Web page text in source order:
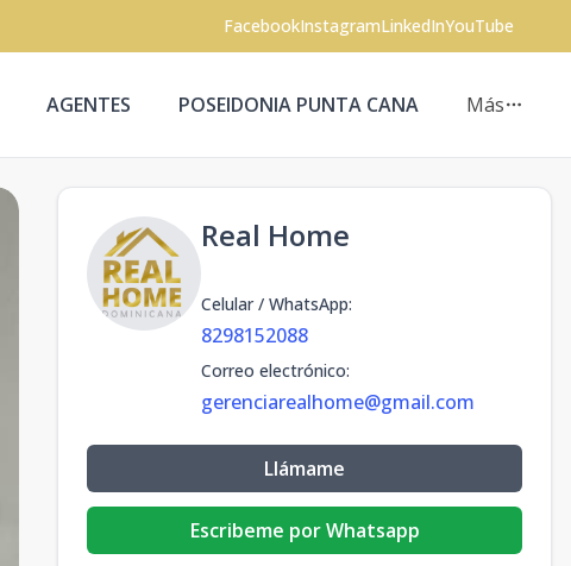
FacebookInstagramLinkedInYouTube
AGENTES POSEIDONIA PUNTA CANA Más
Real Home
Celular / WhatsApp:
8298152088
Correo electrónico:
gerenciarealhome@gmail.com
Llámame
Escribeme por Whatsapp